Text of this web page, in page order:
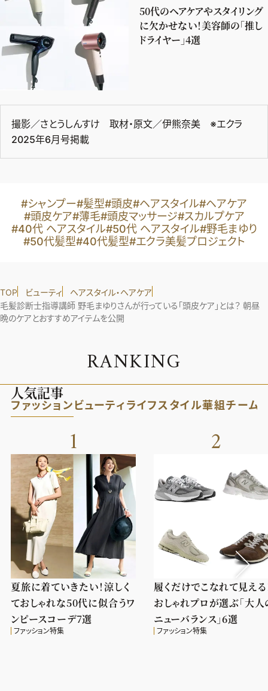
50代のヘアケアやスタイリング
に欠かせない！美容師の「推し
ドライヤー」4選
撮影／さとうしんすけ 取材・原文／伊熊奈美 ※エクラ
2025年6月号掲載
#シャンプー#髪型#頭皮#ヘアスタイル#ヘアケア
#頭皮ケア#薄毛#頭皮マッサージ#スカルプケア
#40代 ヘアスタイル#50代 ヘアスタイル#野毛まゆり
#50代髪型#40代髪型#エクラ美髪プロジェクト
TOP ビューティ
ヘアスタイル・ヘアケア
毛髪診断士指導講師 野毛まゆりさんが行っている「頭皮ケア」とは？ 朝昼
晩のケアとおすすめアイテムを公開
RANKING
人気記事
ファッション ビューティライフスタイル華組チーム
1
夏旅に着ていきたい！涼しく
ておしゃれな50代に似合うワ
ンピースコーデ7選
ファッション特集
2
履くだけでこなれて見える
おしゃれプロが選ぶ「大人
ニューバランス」6選
ファッション特集